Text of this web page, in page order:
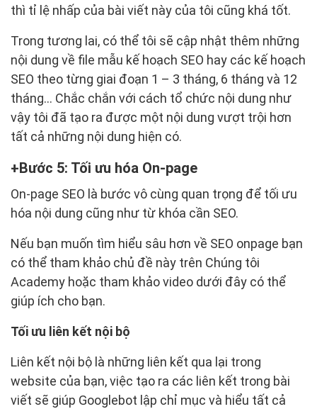
thì tỉ lệ nhấp của bài viết này của tôi cũng khá tốt.
Trong tương lai, có thể tôi sẽ cập nhật thêm những
nội dung về file mẫu kế hoạch SEO hay các kế hoạch
SEO theo từng giai đoạn 1 – 3 tháng, 6 tháng và 12
tháng… Chắc chắn với cách tổ chức nội dung như
vậy tôi đã tạo ra được một nội dung vượt trội hơn
tất cả những nội dung hiện có.
Bước 5: Tối ưu hóa On-page
On-page SEO là bước vô cùng quan trọng để tối ưu
hóa nội dung cũng như từ khóa cần SEO.
Nếu bạn muốn tìm hiểu sâu hơn về SEO onpage bạn
có thể tham khảo chủ đề này trên Chúng tôi
Academy hoặc tham khảo video dưới đây có thể
giúp ích cho bạn.
Tối ưu liên kết nội bộ
Liên kết nội bộ là những liên kết qua lại trong
website của bạn, việc tạo ra các liên kết trong bài
viết sẽ giúp Googlebot lập chỉ mục và hiểu tất cả